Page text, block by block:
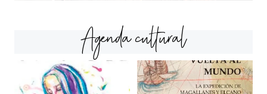
Agenda cultural